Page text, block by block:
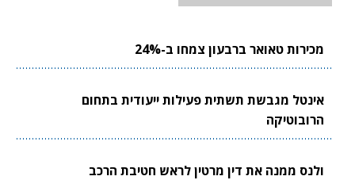
מכירות טאואר ברבעון צמחו ב-24%
אינטל מגבשת תשתית פעילות ייעודית בתחום
הרובוטיקה
ולנס ממנה את דין מרטין לראש חטיבת הרכב